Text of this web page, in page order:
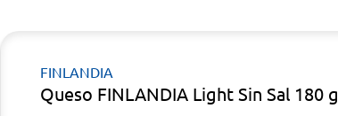
FINLANDIA
Queso FINLANDIA Light Sin Sal 180 g